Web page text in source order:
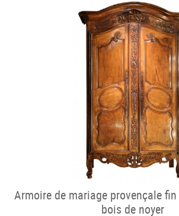
Armoire de mariage provençale
bois de noyer